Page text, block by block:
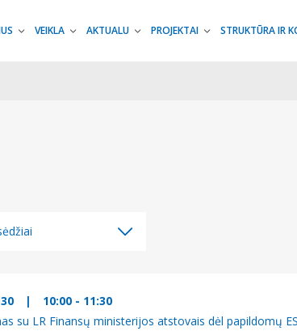
VEIKLA AKTUALU PROJEKTAI STRUKTŪRA IR
|
10:00 - 11:30
su LR Finansų ministerijos atstovais dėl papildomų